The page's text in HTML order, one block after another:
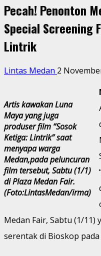
Pecah! Penonton
Special Screening
Lintrik
Lintas Medan 2
Artis kawakan Luna
Maya yang juga
produser film “Sosok
Ketiga: Lintrik” saat
menyapa warga
Medan,pada peluncuran
film tersebut, Sabtu (1/1)
di Plaza Medan Fair.
(Foto:LintasMedan/irma)
Medan Fair, Sabtu (1/
serentak di Bioskop